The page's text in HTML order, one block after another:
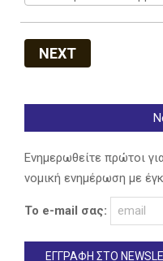
NEXT
Ενημερωθείτε πρώτοι
νομική ενημέρωση με
Το e-mail σας: